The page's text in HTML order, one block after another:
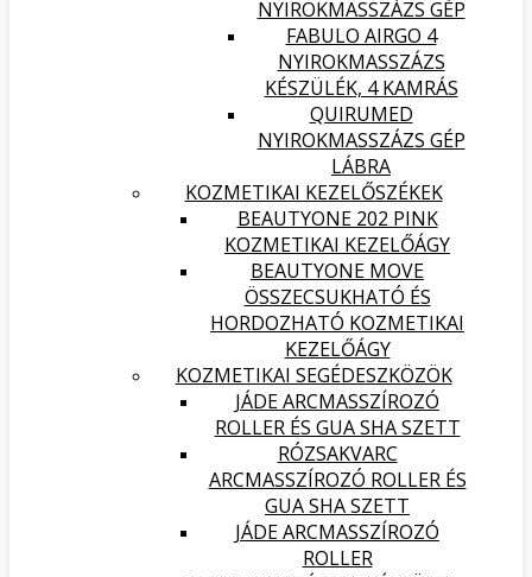
NYIROKMASSZÁZS GÉP
FABULO AIRGO 4
NYIROKMASSZÁZS
KÉSZÜLÉK, 4 KAMRÁS
QUIRUMED
NYIROKMASSZÁZS GÉP
LÁBRA
KOZMETIKAI KEZELŐSZÉKEK
BEAUTYONE 202 PINK
KOZMETIKAI KEZELŐÁGY
BEAUTYONE MOVE
ÖSSZECSUKHATÓ ÉS
HORDOZHATÓ KOZMETIKAI
KEZELŐÁGY
KOZMETIKAI SEGÉDESZKÖZÖK
JÁDE ARCMASSZÍROZÓ
ROLLER ÉS GUA SHA SZETT
RÓZSAKVARC
ARCMASSZÍROZÓ ROLLER ÉS
GUA SHA SZETT
JÁDE ARCMASSZÍROZÓ
ROLLER